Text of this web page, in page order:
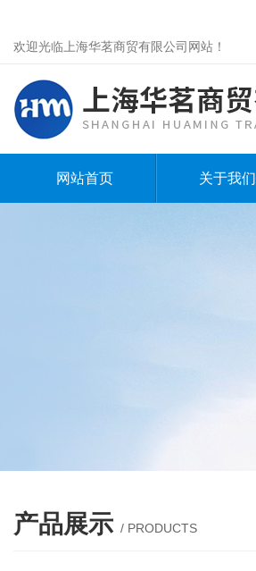
欢迎光临上海华茗商贸有限公司网站！
网站首页 关于我们
产品展示 / PRODUCTS